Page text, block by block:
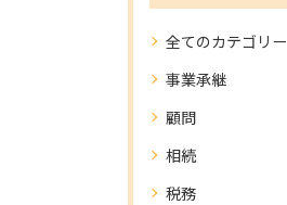
全てのカテゴリー
事業承継
顧問
相続
税務